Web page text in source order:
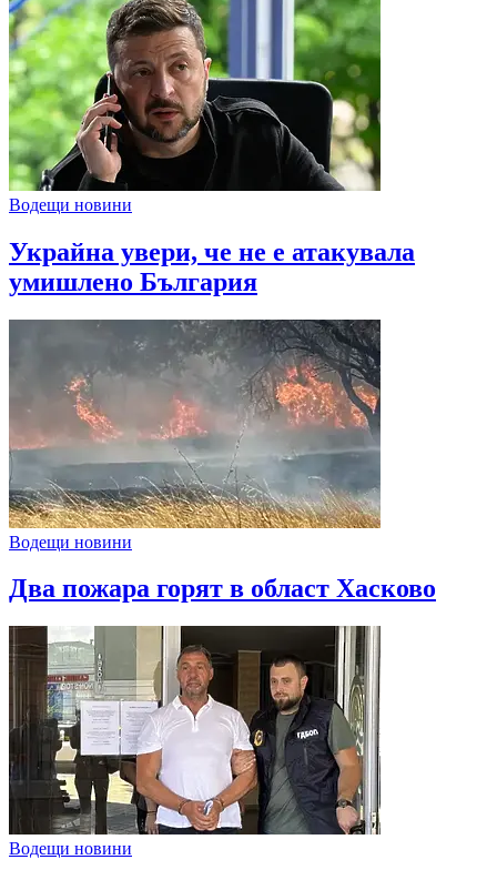
Водещи новини
Украйна увери, че не е атакувала
умишлено България
Водещи новини
Два пожара горят в област Хасково
Водещи новини